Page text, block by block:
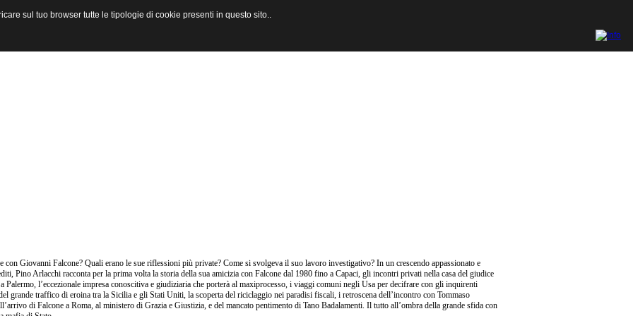
con Giovanni Falcone? Quali erano le sue riflessioni più private? Come si svolgeva il suo lavoro investigativo? In un crescendo appassionato e
Pino Arlacchi racconta per la prima volta la storia della sua amicizia con Falcone dal 1980 fino a Capaci, gli incontri privati nella casa del giudice
Palermo, l’eccezionale impresa conoscitiva e giudiziaria che porterà al maxiprocesso, i viaggi comuni negli Usa per decifrare con gli inquirenti
grande traffico di eroina tra la Sicilia e gli Stati Uniti, la scoperta del riciclaggio nei paradisi fiscali, i retroscena dell’incontro con Tommaso
di Falcone a Roma, al ministero di Grazia e Giustizia, e del mancato pentimento di Tano Badalamenti. Il tutto all’ombra della grande sfida con
sul tuo browser tutte le tipologie di cookie presenti in questo sito..